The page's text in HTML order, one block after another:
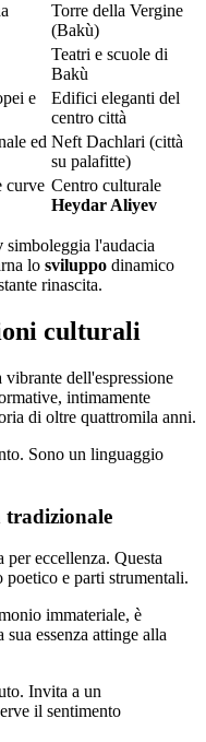
Torre della Vergine
(Bakù)
Teatri e scuole di
Bakù
e
Edifici eleganti del
centro città
ed Neft Dachlari (città
su palafitte)
curve Centro culturale
Heydar Aliyev
simboleggia l'audacia
lo sviluppo dinamico
rinascita.
culturali
dell'espressione
intimamente
di oltre quattromila anni.
Sono un linguaggio
tradizionale
per eccellenza. Questa
e parti strumentali.
immateriale, è
essenza attinge alla
Invita a un
il sentimento